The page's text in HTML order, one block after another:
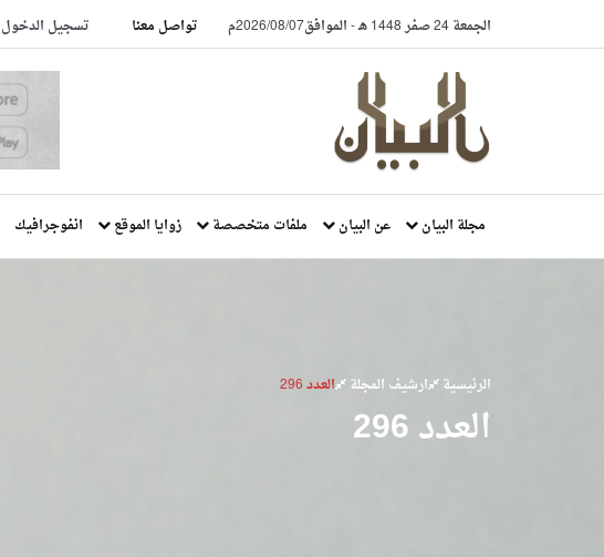
الجمعة 24 صفر 1448 هـ -الموافق2026/08/07م تواصل معنا تسجيل الدخول
مجلة البيان عن البيان ملفات متخصصة زوايا الموقع انفوجرافيك
الرئيسية ارشيف المجلة العدد 296
العدد 296